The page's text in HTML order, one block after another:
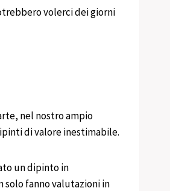
volerci dei giorni
nel nostro ampio
di valore inestimabile.
un dipinto in
solo fanno valutazioni in